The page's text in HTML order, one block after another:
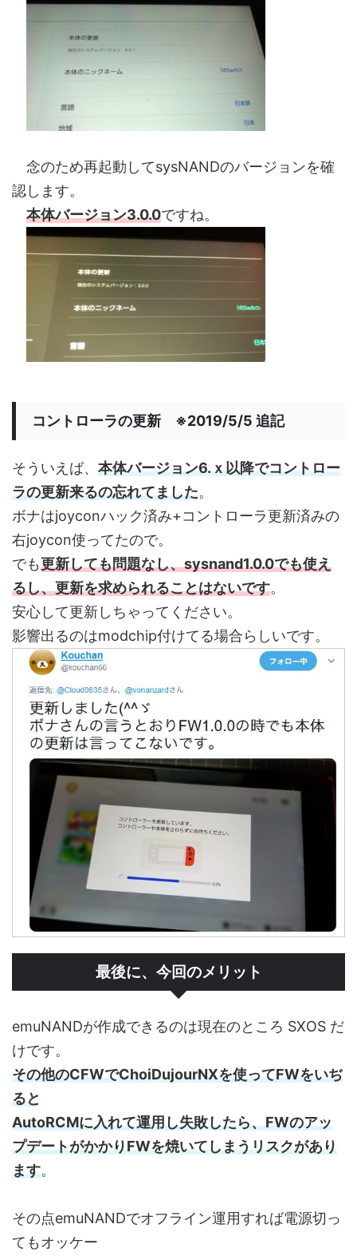
念のため再起動してsysNANDのバージョンを確
認します。
本体バージョン3.0.0ですね。
コントローラの更新 ※2019/5/5 追記
そういえば、 本体バージョン6.ｘ以降でコントロー
ラの更新来るの忘れてました。
ボナはjoyconハック済み+コントローラ更新済みの
右joycon使ってたので。
でも更新しても問題なし、sysnand1.0.0でも使え
るし、更新を求められることはないです。
安心して更新しちゃってください。
影響出るのはmodchip付けてる場合らしいです。
最後に、今回のメリット
emuNANDが作成できるのは現在のところ SXOS だ
けです。
その他のCFWでChoiDujourNXを使ってFWをいぢ
ると
AutoRCMに入れて運用し失敗したら、FWのアッ
プデートがかかりFWを焼いてしまうリスクがあり
ます。
その点emuNANDでオフライン運用すれば電源切っ
てもオッケー